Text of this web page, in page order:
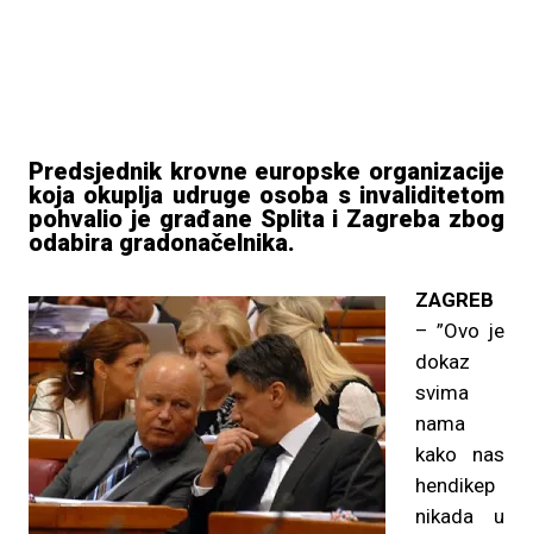
Predsjednik krovne europske organizacije
koja okuplja udruge osoba s invaliditetom
pohvalio je građane Splita i Zagreba zbog
odabira gradonačelnika.
ZAGREB
– ”Ovo je
dokaz
svima
nama
kako nas
hendikep
nikada u